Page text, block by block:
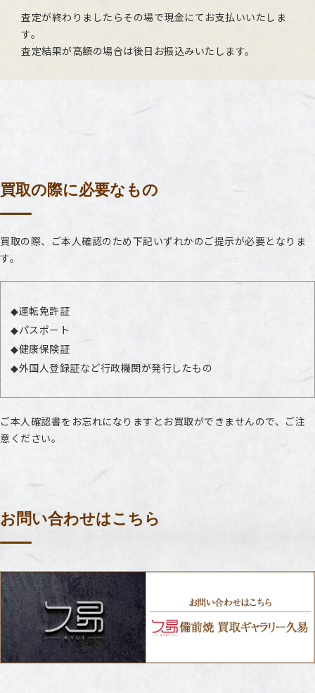
査定が終わりましたらその場で現金にてお支払いいたしま
す。
査定結果が高額の場合は後日お振込みいたします。
買取の際に必要なもの
買取の際、ご本人確認のため下記いずれかのご提示が必要となりま
す。
運転免許証
パスポート
健康保険証
外国人登録証など行政機関が発行したもの
ご本人確認書をお忘れになりますとお買取ができませんので、ご注
意ください。
お問い合わせはこちら